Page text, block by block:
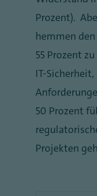
Prozent).
hemmen
55 Prozent
IT-Sicherheit,
50 Prozent
Projekten